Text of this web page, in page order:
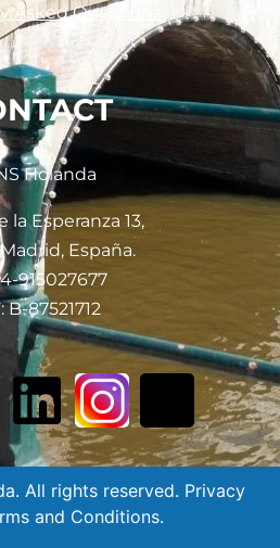
Asked Questions
Holanda
la Esperanza 13,
España.
915027677
B-87521712
All rights reserved. Privacy
and Conditions.